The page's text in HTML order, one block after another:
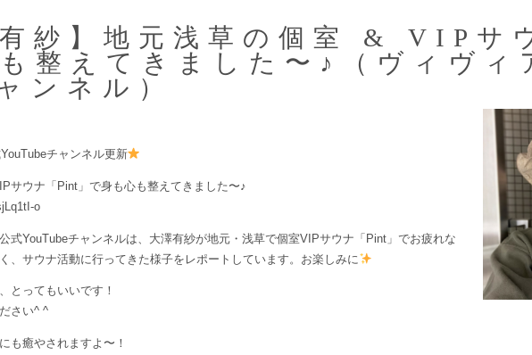
有紗】地元浅草の個室 & VIP
整えてきました〜♪（ヴィヴ
ンネル）
チャンネル更新
サウナ「Pint」で身も心も整えてきました〜♪
o
式YouTubeチャンネルは、大澤有紗が地元・浅草で個室VIPサウナ「Pint」でお疲れな
、サウナ活動に行ってきた様子をレポートしています。お楽しみに
とってもいいです！
さい^ ^
も癒やされますよ〜！